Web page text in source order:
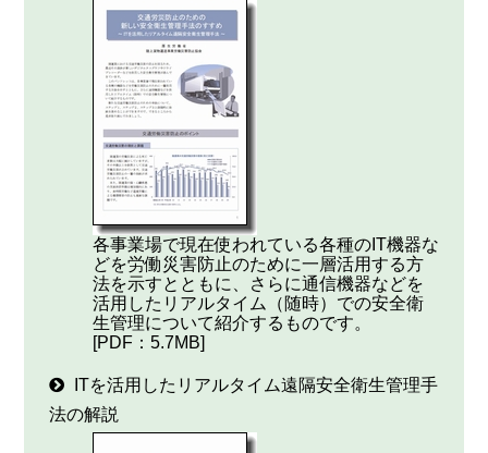
各事業場で現在使われている各種のIT機器な
どを労働災害防止のために一層活用する方
法を示すとともに、さらに通信機器などを
活用したリアルタイム（随時）での安全衛
生管理について紹介するものです。
[PDF：5.7MB]
ITを活用したリアルタイム遠隔安全衛生管理手
法の解説